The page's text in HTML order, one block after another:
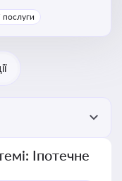
житла
послуги
Іпотечне